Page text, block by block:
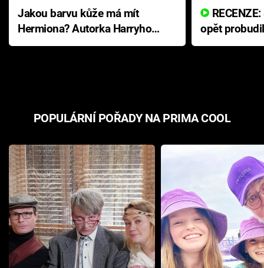
Jakou barvu kůže má mít
Hermiona? Autorka Harryho
Pottera přišla s ráznou
opět
přichází s
POPULÁRNÍ POŘADY NA PRIMA COOL